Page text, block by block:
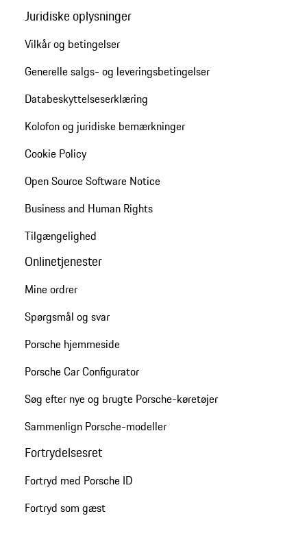
Juridiske oplysninger
Vilkår og betingelser
Generelle salgs- og leveringsbetingelser
Databeskyttelseserklæring
Kolofon og juridiske bemærkninger
Cookie Policy
Open Source Software Notice
Business and Human Rights
Tilgængelighed
Onlinetjenester
Mine ordrer
Spørgsmål og svar
Porsche hjemmeside
Porsche Car Configurator
Søg efter nye og brugte Porsche-køretøjer
Sammenlign Porsche-modeller
Fortrydelsesret
Fortryd med Porsche ID
Fortryd som gæst